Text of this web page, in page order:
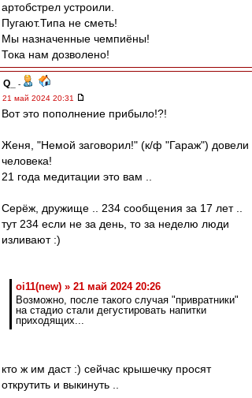
артобстрел устроили.
Пугают.Типа не сметь!
Мы назначенные чемпиёны!
Тока нам дозволено!
Q_
-
21 май 2024 20:31
Вот это пополнение прибыло!?!
Женя, "Немой заговорил!" (к/ф "Гараж") довели
человека!
21 года медитации это вам ..
Серёж, дружище .. 234 сообщения за 17 лет ..
тут 234 если не за день, то за неделю люди
изливают :)
oi11(new) » 21 май 2024 20:26
Возможно, после такого случая "привратники"
на стадио стали дегустировать напитки
приходящих...
кто ж им даст :) сейчас крышечку просят
открутить и выкинуть ..